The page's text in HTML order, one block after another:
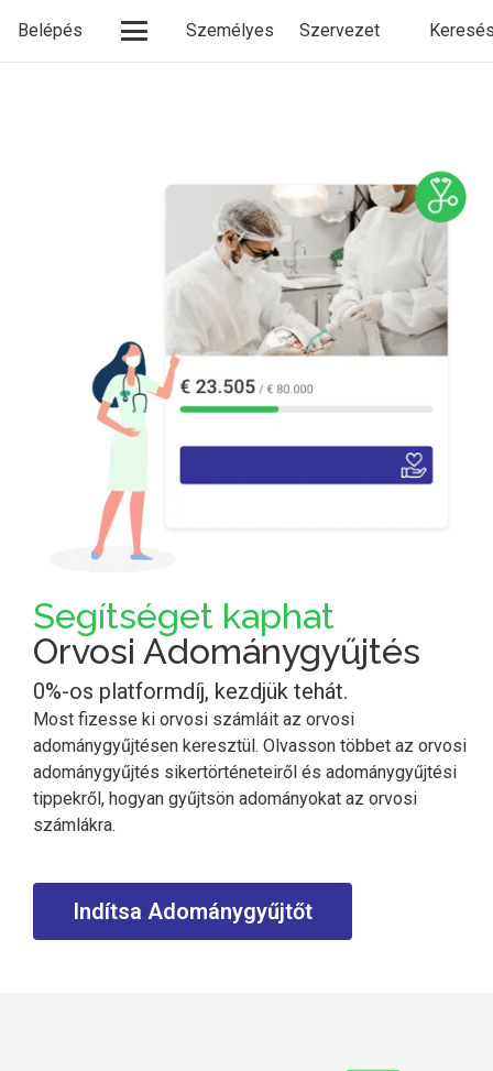
Belépés Személyes Szervezet
Segítséget kaphat
Orvosi Adománygyűjtés
0%-os platformdíj, kezdjük tehát.
Most fizesse ki orvosi számláit az orvosi
adománygyűjtésen keresztül. Olvasson többet az orvosi
adománygyűjtés sikertörténeteiről és adománygyűjtési
tippekről, hogyan gyűjtsön adományokat az orvosi
számlákra.
Indítsa Adománygyűjtőt